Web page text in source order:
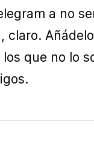
a no
claro.
que no lo